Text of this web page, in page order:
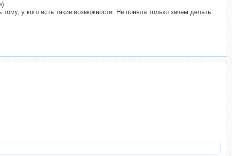
у кого есть такие возможности. Не поняла только зачем делать